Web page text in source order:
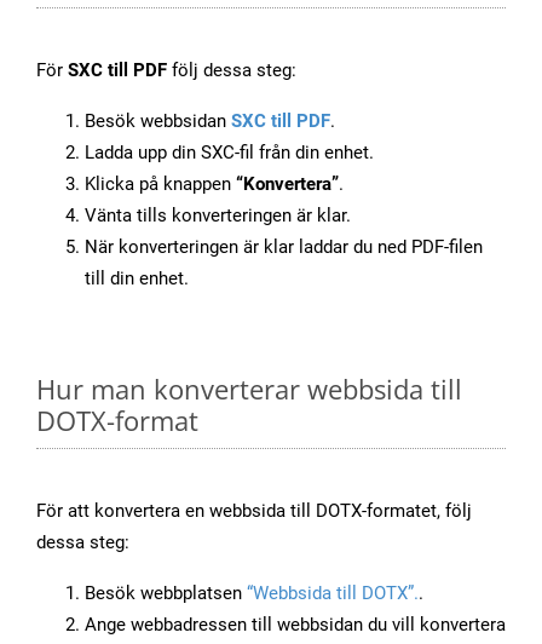
För SXC till PDF följ dessa steg:
Besök webbsidan SXC till PDF.
Ladda upp din SXC-fil från din enhet.
Klicka på knappen “Konvertera”.
Vänta tills konverteringen är klar.
När konverteringen är klar laddar du ned PDF-filen
till din enhet.
Hur man konverterar webbsida till
DOTX-format
För att konvertera en webbsida till DOTX-formatet, följ
dessa steg:
Besök webbplatsen “Webbsida till DOTX”..
Ange webbadressen till webbsidan du vill konvertera